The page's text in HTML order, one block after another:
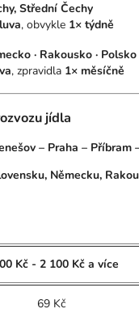
Střední Čechy
, obvykle 1× týdně
· Rakousko · Polsko
, zpravidla 1× měsíčně
jídla
– Praha – Příbram
Německu,
Kč - 2 100 Kč a více
69 Kč